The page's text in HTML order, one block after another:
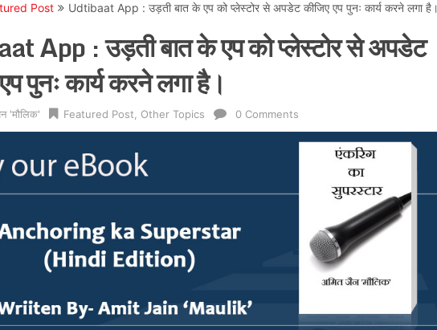
Post Udtibaat App : उड़ती बात के एप को प्लेस्टोर से अपडेट कीजिए एप पुनः कार्य करने लगा है।
App : उड़ती बात के एप को प्लेस्टोर से अपडेट
पुनः कार्य करने लगा है।
'मौलिक' Featured Post Other Topics 0 Comments